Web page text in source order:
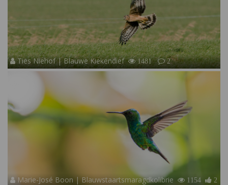
Ties Niehof | Blauwe Kiekendief 1481 2
Marie-José Boon | Blauwstaartsmaragdkolibrie 1154
2